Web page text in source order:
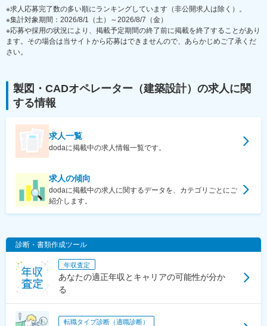
(株)／千代田システムテクノロジーズ(株)／東洋熱工業(株)／日揮(株)／
(株)日立パワーソリューションズ／三菱重工環境・化学エンジニアリン
グ(株)／三菱重工業(株)／三菱電機エンジニアリング(株)／メタウォータ
ー(株) など
※求人応募完了数の多い順にランキングしています（非公開求人は除く）。
※集計対象期間：2026/8/1（土）～2026/8/7（金）
※応募や採用の状況により、掲載予定期間の終了前に掲載を終了することがあり
ます。その場合は当サイトから応募はできませんので、あらかじめご了承くだ
さい。
製図・CADオペレーター（建築設計） の求人に関
する情報
求人一覧
dodaに掲載中の求人情報一覧です。
求人の傾向
dodaに掲載中の求人に関するデータを、カテゴリごとにご
紹介します。
診断・書類作成ツール
年収査定
あなたの適正年収とキャリアの可能性が分か
る
転職タイプ診断（適職診断）